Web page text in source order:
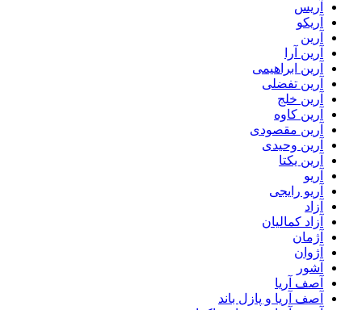
آریس
آریکو
آرین
آرین آرا
آرین ابراهیمی
آرین تفضلی
آرین خلج
آرین کاوه
آرین مقصودی
آرین وحیدی
آرین یکتا
آریو
آریو رایجی
آزاد
آزاد کمالیان
آژمان
آژوان
آشور
آصف آریا
آصف آریا و پازل باند